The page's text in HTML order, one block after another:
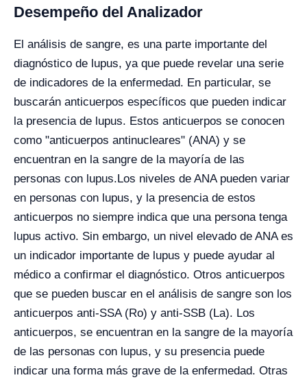
Desempeño del Analizador
El análisis de sangre, es una parte importante del
diagnóstico de lupus, ya que puede revelar una serie
de indicadores de la enfermedad. En particular, se
buscarán anticuerpos específicos que pueden indicar
la presencia de lupus. Estos anticuerpos se conocen
como "anticuerpos antinucleares" (ANA) y se
encuentran en la sangre de la mayoría de las
personas con lupus.Los niveles de ANA pueden variar
en personas con lupus, y la presencia de estos
anticuerpos no siempre indica que una persona tenga
lupus activo. Sin embargo, un nivel elevado de ANA es
un indicador importante de lupus y puede ayudar al
médico a confirmar el diagnóstico. Otros anticuerpos
que se pueden buscar en el análisis de sangre son los
anticuerpos anti-SSA (Ro) y anti-SSB (La). Los
anticuerpos, se encuentran en la sangre de la mayoría
de las personas con lupus, y su presencia puede
indicar una forma más grave de la enfermedad. Otras